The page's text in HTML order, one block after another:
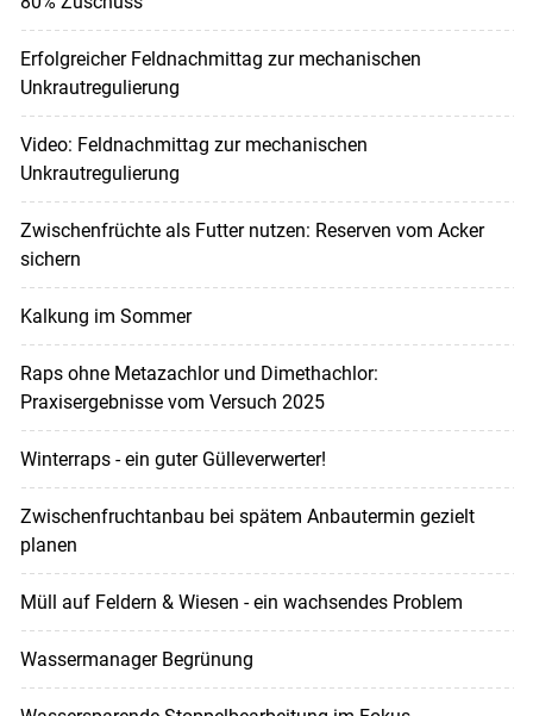
Erfolgreicher Feldnachmittag zur mechanischen
Unkrautregulierung
Video: Feldnachmittag zur mechanischen
Unkrautregulierung
Zwischenfrüchte als Futter nutzen: Reserven vom Acker
sichern
Kalkung im Sommer
Raps ohne Metazachlor und Dimethachlor:
Praxisergebnisse vom Versuch 2025
Winterraps - ein guter Gülleverwerter!
Zwischenfruchtanbau bei spätem Anbautermin gezielt
planen
Müll auf Feldern & Wiesen - ein wachsendes Problem
Wassermanager Begrünung